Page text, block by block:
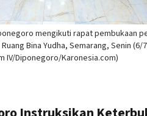
mengikuti rapat pembukaan
Bina Yudha, Semarang, Senin (6/
IV/Diponegoro/Karonesia.com)